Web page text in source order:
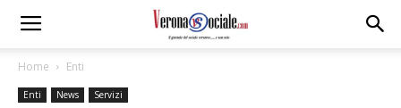
Home Enti
Enti News Servizi